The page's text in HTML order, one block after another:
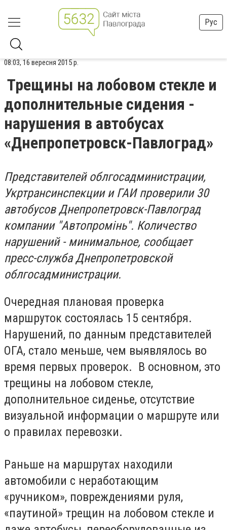
Рус
08:03, 16 вересня 2015 р.
Трещины на лобовом стекле и
дополнительные сидения -
нарушения в автобусах
«Днепропетровск-Павлоград»
Представителей облгосадминистрации,
Укртрансинспекции и ГАИ проверили 30
автобусов Днепропетровск-Павлоград
компании "Автопромінь". Количество
нарушений - минимальное, сообщает
пресс-служба Днепропетровской
облгосадминистрации.
Очередная плановая проверка
маршруток состоялась 15 сентября.
Нарушений, по данным представителей
ОГА, стало меньше, чем выявлялось во
время первых проверок. В основном, это
трещины на лобовом стекле,
дополнительное сиденье, отсутствие
визуальной информации о маршруте или
о правилах перевозки.
Раньше на маршрутах находили
автомобили с неработающим
«ручником», повреждениями руля,
«паутиной» трещин на лобовом стекле и